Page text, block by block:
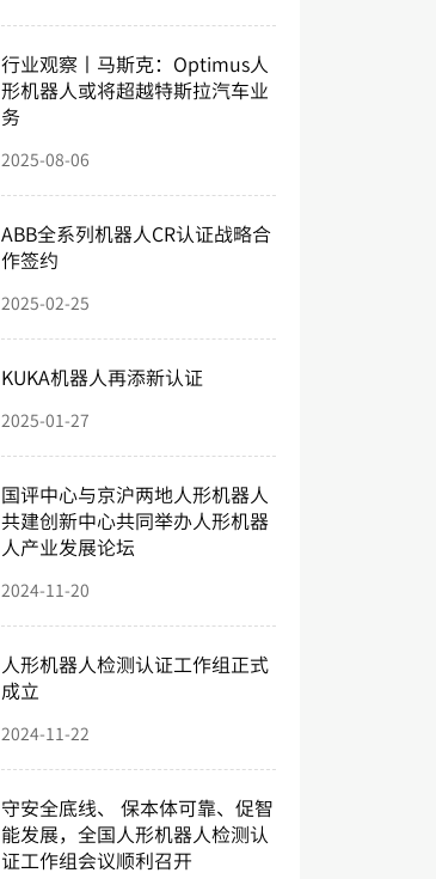
行业观察丨马斯克：Optimus人
形机器人或将超越特斯拉汽车业
务
2025-08-06
ABB全系列机器人CR认证战略合
作签约
2025-02-25
KUKA机器人再添新认证
2025-01-27
国评中心与京沪两地人形机器人
共建创新中心共同举办人形机器
人产业发展论坛
2024-11-20
人形机器人检测认证工作组正式
成立
2024-11-22
守安全底线、 保本体可靠、促智
能发展，全国人形机器人检测认
证工作组会议顺利召开